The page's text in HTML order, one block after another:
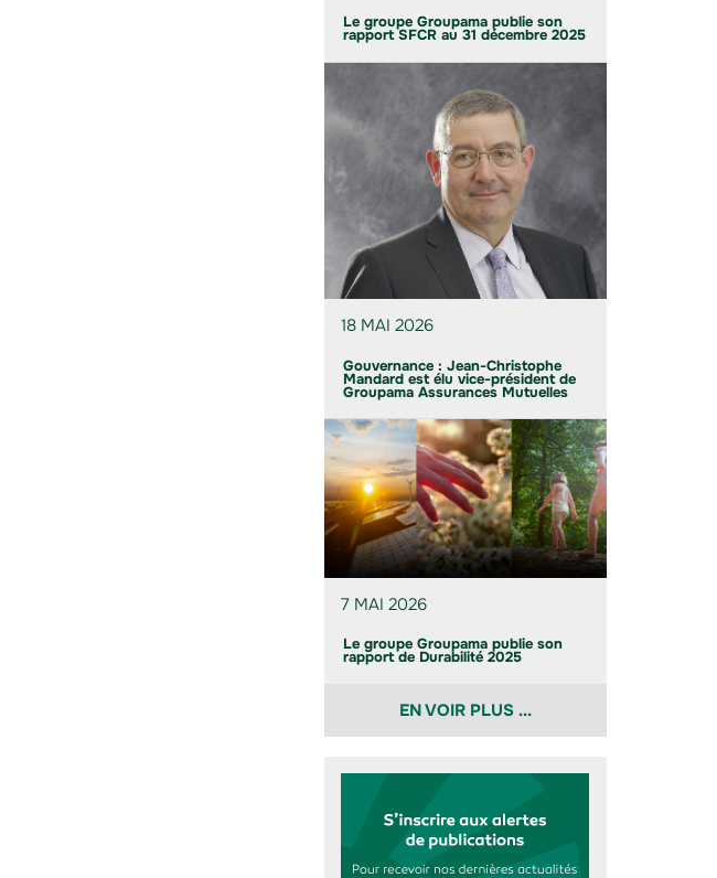
Le groupe Groupama publie son
rapport SFCR au 31 décembre 2025
18 MAI 2026
Gouvernance : Jean-Christophe
Mandard est élu vice-président de
Groupama Assurances Mutuelles
7 MAI 2026
Le groupe Groupama publie son
rapport de Durabilité 2025
EN VOIR PLUS ...